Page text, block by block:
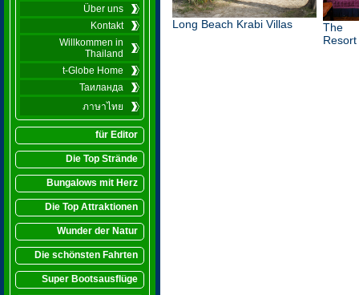
Über uns
Kontakt
Willkommen in
Thailand
t-Globe Home
Таиланда
ภาษาไทย
für Editor
Die Top Strände
Bungalows mit Herz
Die Top Attraktionen
Wunder der Natur
Die schönsten Fahrten
Super Bootsausflüge
Long Beach Krabi Villas
The
Resort